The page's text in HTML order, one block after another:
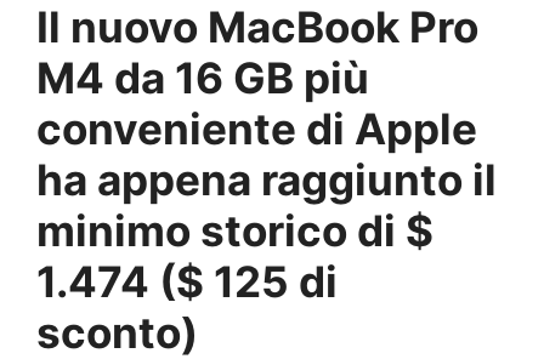
Il nuovo MacBook Pro
M4 da 16 GB più
conveniente di Apple
ha appena raggiunto il
minimo storico di $
1.474 ($ 125 di
sconto)